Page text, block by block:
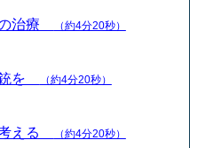
治療 （約4分20秒）
銃を （約4分20秒）
える （約4分20秒）